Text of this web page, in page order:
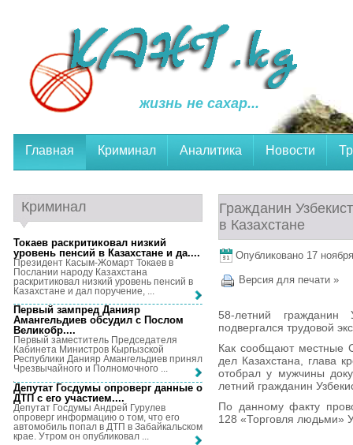
жизнь не сахар...
Главная Криминал Аналитика Новости
Гражданин
в Казахстане
Опубликовано 17
Версия для печати »
58-летний гражданин
подвергался трудовой
Как сообщают местные
дел Казахстана, глава
отобрал у мужчины
летний гражданин
По данному факту
128 «Торговля людьми»
Криминал
Токаев раскритиковал низкий
уровень пенсий в Казахстане и да....
Президент Касым-Жомарт Токаев в
Послании народу Казахстана
раскритиковал низкий уровень пенсий в
Казахстане и дал поручение, ...
Первый зампред Данияр
Амангельдиев обсудил с Послом
Великобр....
Первый заместитель Председателя
Кабинета Министров Кыргызской
Республики Данияр Амангельдиев принял
Чрезвычайного и Полномочного ...
Депутат Госдумы опроверг данные о
ДТП с его участием....
Депутат Госдумы Андрей Гурулев
опроверг информацию о том, что его
автомобиль попал в ДТП в Забайкальском
крае. Утром он опубликовал ...